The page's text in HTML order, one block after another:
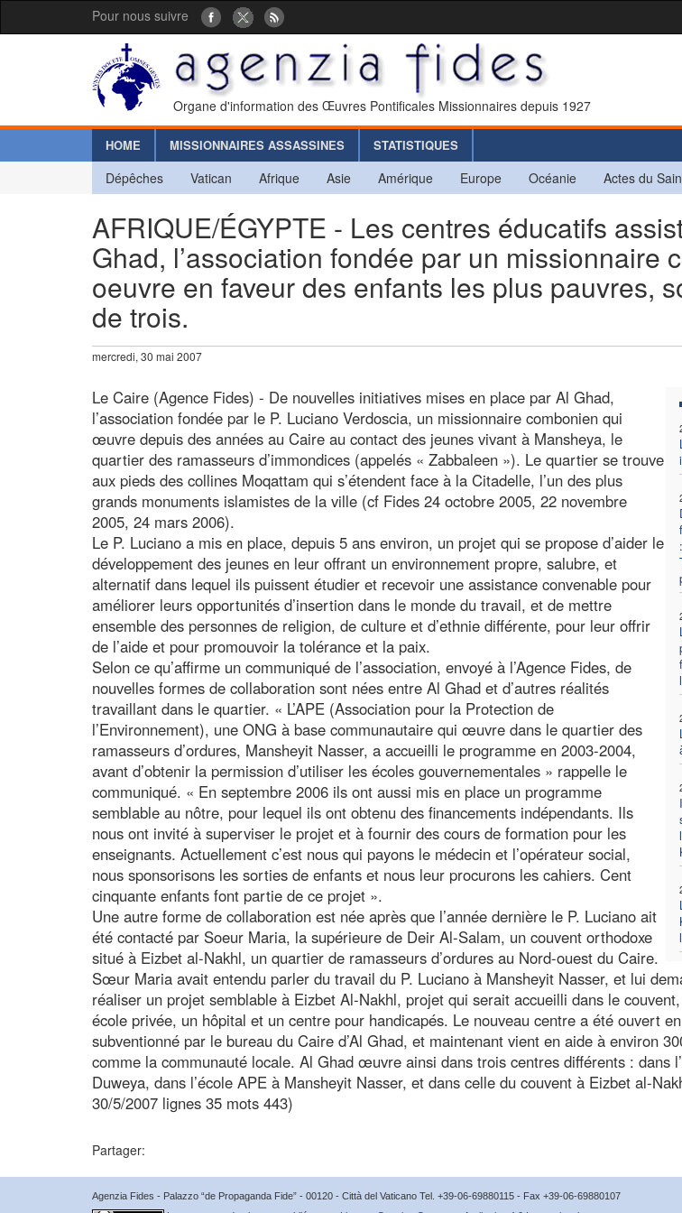
Pour nous suivre
Organe d'information des Œuvres Pontificales Missionnaires depuis 1927
HOME MISSIONNAIRES ASSASSINES STATISTIQUES
Dépêches Vatican Afrique Asie Amérique Europe Océanie Actes du
AFRIQUE/ÉGYPTE - Les centres éducatifs
Ghad, l’association fondée par un missionnaire
oeuvre en faveur des enfants les plus pauvres,
de trois.
mercredi, 30 mai 2007
Le Caire (Agence Fides) - De nouvelles initiatives mises en place par Al Ghad,
l’association fondée par le P. Luciano Verdoscia, un missionnaire combonien qui
œuvre depuis des années au Caire au contact des jeunes vivant à Mansheya, le
quartier des ramasseurs d’immondices (appelés « Zabbaleen »). Le quartier se trouve
aux pieds des collines Moqattam qui s’étendent face à la Citadelle, l’un des plus
grands monuments islamistes de la ville (cf Fides 24 octobre 2005, 22 novembre
2005, 24 mars 2006).
Le P. Luciano a mis en place, depuis 5 ans environ, un projet qui se propose d’aider le
développement des jeunes en leur offrant un environnement propre, salubre, et
alternatif dans lequel ils puissent étudier et recevoir une assistance convenable pour
améliorer leurs opportunités d’insertion dans le monde du travail, et de mettre
ensemble des personnes de religion, de culture et d’ethnie différente, pour leur offrir
de l’aide et pour promouvoir la tolérance et la paix.
Selon ce qu’affirme un communiqué de l’association, envoyé à l’Agence Fides, de
nouvelles formes de collaboration sont nées entre Al Ghad et d’autres réalités
travaillant dans le quartier. « L’APE (Association pour la Protection de
l’Environnement), une ONG à base communautaire qui œuvre dans le quartier des
ramasseurs d’ordures, Mansheyit Nasser, a accueilli le programme en 2003-2004,
avant d’obtenir la permission d’utiliser les écoles gouvernementales » rappelle le
communiqué. « En septembre 2006 ils ont aussi mis en place un programme
semblable au nôtre, pour lequel ils ont obtenu des financements indépendants. Ils
nous ont invité à superviser le projet et à fournir des cours de formation pour les
enseignants. Actuellement c’est nous qui payons le médecin et l’opérateur social,
nous sponsorisons les sorties de enfants et nous leur procurons les cahiers. Cent
cinquante enfants font partie de ce projet ».
Une autre forme de collaboration est née après que l’année dernière le P. Luciano ait
été contacté par Soeur Maria, la supérieure de Deir Al-Salam, un couvent orthodoxe
situé à Eizbet al-Nakhl, un quartier de ramasseurs d’ordures au Nord-ouest du Caire.
Sœur Maria avait entendu parler du travail du P. Luciano à Mansheyit Nasser, et lui
réaliser un projet semblable à Eizbet Al-Nakhl, projet qui serait accueilli dans le
école privée, un hôpital et un centre pour handicapés. Le nouveau centre a été ouvert
subventionné par le bureau du Caire d’Al Ghad, et maintenant vient en aide à environ
comme la communauté locale. Al Ghad œuvre ainsi dans trois centres différents : dans
Duweya, dans l’école APE à Mansheyit Nasser, et dans celle du couvent à Eizbet al-
30/5/2007 lignes 35 mots 443)
Partager:
Agenzia Fides - Palazzo “de Propaganda Fide” - 00120 - Città del Vaticano Tel. +39-06-69880115 - Fax +39-06-69880107